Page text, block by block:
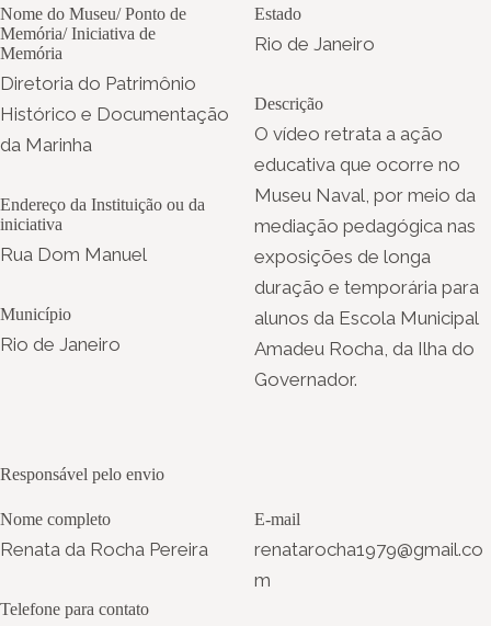
Nome do Museu/ Ponto de
Memória/ Iniciativa de
Memória
Diretoria do Patrimônio
Histórico e Documentação
da Marinha
Endereço da Instituição ou da
iniciativa
Rua Dom Manuel
Município
Rio de Janeiro
Estado
Rio de Janeiro
Descrição
O vídeo retrata a ação
educativa que ocorre no
Museu Naval, por meio da
mediação pedagógica nas
exposições de longa
duração e temporária para
alunos da Escola Municipal
Amadeu Rocha, da Ilha do
Governador.
Responsável pelo envio
Nome completo
Renata da Rocha Pereira
Telefone para contato
E-mail
renatarocha1979@gmail.co
m